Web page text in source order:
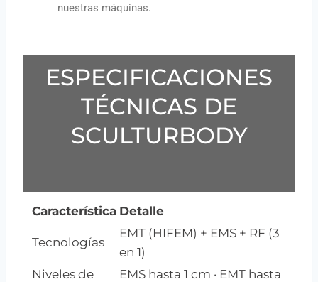
nuestras máquinas.
ESPECIFICACIONES
TÉCNICAS DE
SCULTURBODY
Característica Detalle
Tecnologías
EMT (HIFEM) + EMS + RF (3
en 1)
Niveles de
EMS hasta 1 cm · EMT hasta